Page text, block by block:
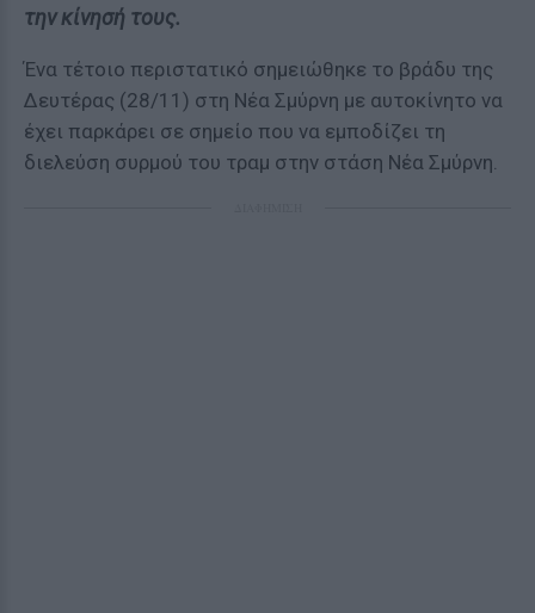
την κίνησή τους.
Ένα τέτοιο περιστατικό σημειώθηκε το βράδυ της
Δευτέρας (28/11) στη Νέα Σμύρνη με αυτοκίνητο να
έχει παρκάρει σε σημείο που να εμποδίζει τη
διελεύση συρμού του τραμ στην στάση Νέα Σμύρνη.